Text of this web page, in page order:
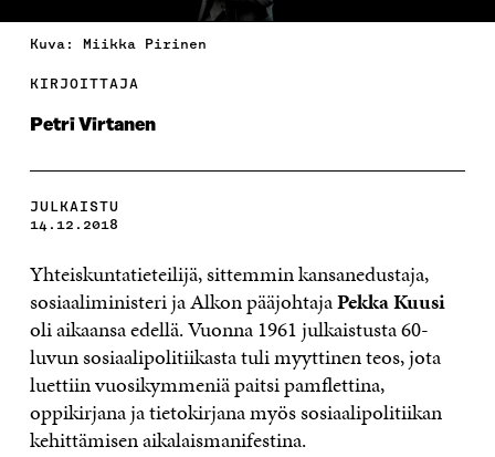
Kuva: Miikka Pirinen
KIRJOITTAJA
Petri Virtanen
JULKAISTU
14.12.2018
Yhteiskuntatieteilijä, sittemmin kansanedustaja,
sosiaaliministeri ja Alkon pääjohtajaPekka Kuusi
oli aikaansa edellä. Vuonna 1961 julkaistusta 60-
luvun sosiaalipolitiikasta tuli myyttinen teos, jota
luettiin vuosikymmeniä paitsi pamflettina,
oppikirjana ja tietokirjana myös sosiaalipolitiikan
kehittämisen aikalaismanifestina.